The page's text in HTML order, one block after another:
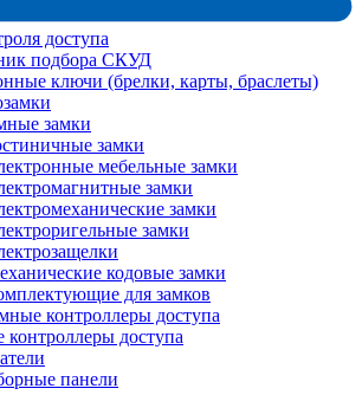
доступа
подбора СКУД
ключи (брелки, карты, браслеты)
замки
замки
мебельные замки
замки
замки
замки
кодовые замки
для замков
контроллеры доступа
контроллеры доступа
панели